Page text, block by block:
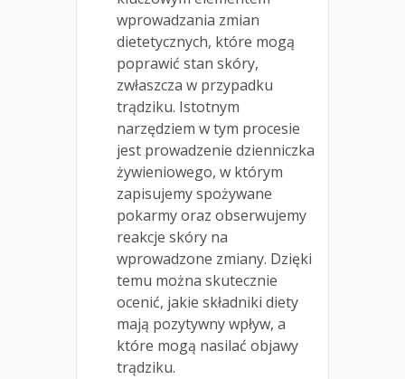
wprowadzania zmian
dietetycznych, które mogą
poprawić stan skóry,
zwłaszcza w przypadku
trądziku. Istotnym
narzędziem w tym procesie
jest prowadzenie dzienniczka
żywieniowego, w którym
zapisujemy spożywane
pokarmy oraz obserwujemy
reakcje skóry na
wprowadzone zmiany. Dzięki
temu można skutecznie
ocenić, jakie składniki diety
mają pozytywny wpływ, a
które mogą nasilać objawy
trądziku.